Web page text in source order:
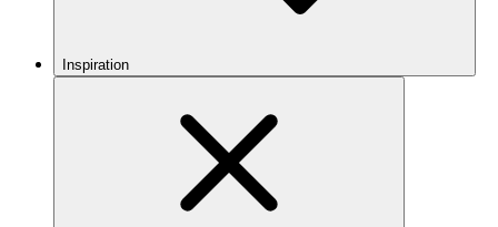
Inspiration